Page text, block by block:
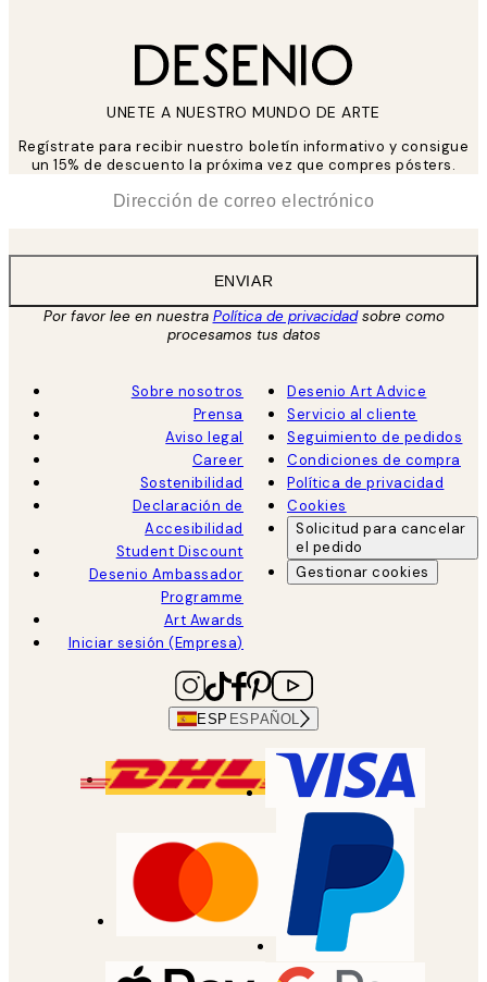
UNETE A NUESTRO MUNDO DE ARTE
Regístrate para recibir nuestro boletín informativo y consigue
un 15% de descuento la próxima vez que compres pósters.
ENVIAR
Por favor lee en nuestra Política de privacidadsobre como
procesamos tus datos
Sobre nosotros
Prensa
Aviso legal
Career
Sostenibilidad
Declaración de
Accesibilidad
Student Discount
Desenio Ambassador
Programme
Art Awards
Iniciar sesión (Empresa)
Desenio Art Advice
Servicio al cliente
Seguimiento de pedidos
Condiciones de compra
Política de privacidad
Cookies
Solicitud para cancelar
el pedido
Gestionar cookies
ESP ESPAÑOL